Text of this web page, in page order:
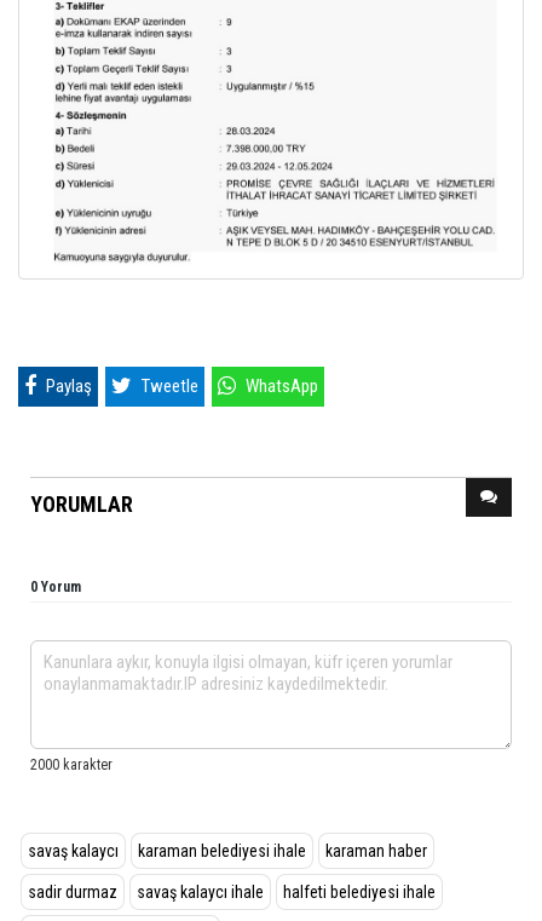
Paylaş Tweetle WhatsApp
YORUMLAR
0 Yorum
savaş kalaycı karaman belediyesi ihale karaman haber
sadir durmaz savaş kalaycı ihale halfeti belediyesi ihale